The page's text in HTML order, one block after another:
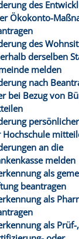
des
Ökokonto-
des
derselben
melden
nach
bei Bezug von
Hochschule
an die
melden
als
beantragen
als
als Prüf-,